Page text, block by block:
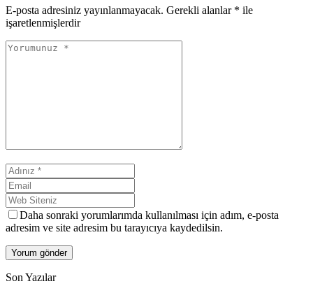
E-posta adresiniz yayınlanmayacak. Gerekli alanlar * ile
işaretlenmişlerdir
Daha sonraki yorumlarımda kullanılması için adım, e-posta
adresim ve site adresim bu tarayıcıya kaydedilsin.
Son Yazılar